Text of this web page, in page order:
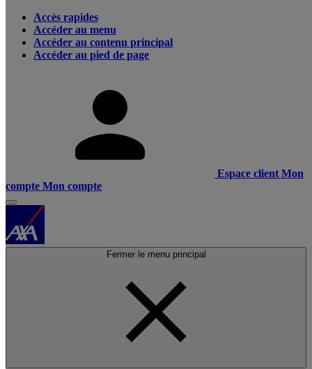
Accès rapides
Accéder au menu
Accéder au contenu principal
Accéder au pied de page
Espace client Mon
compte Mon compte
Fermer le menu principal